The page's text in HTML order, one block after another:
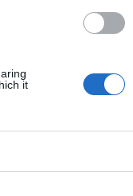
it